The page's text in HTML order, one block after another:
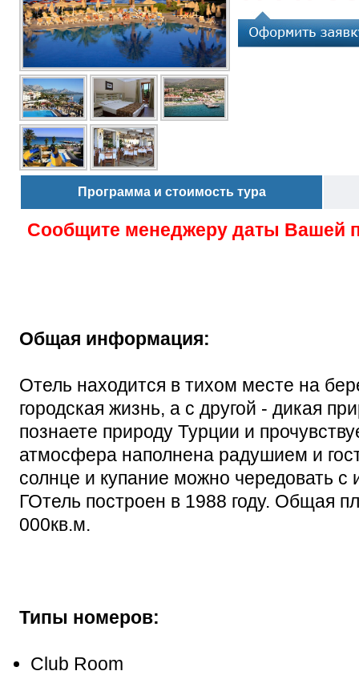
Программа и стоимость тура
Сообщите менеджеру даты Вашей
Общая информация:
Отель находится в тихом месте на
городская жизнь, а с другой - дикая
познаете природу Турции и
атмосфера наполнена радушием и
солнце и купание можно чередовать
ГОтель построен в 1988 году. Общая
000кв.м.
Типы номеров:
Club Room